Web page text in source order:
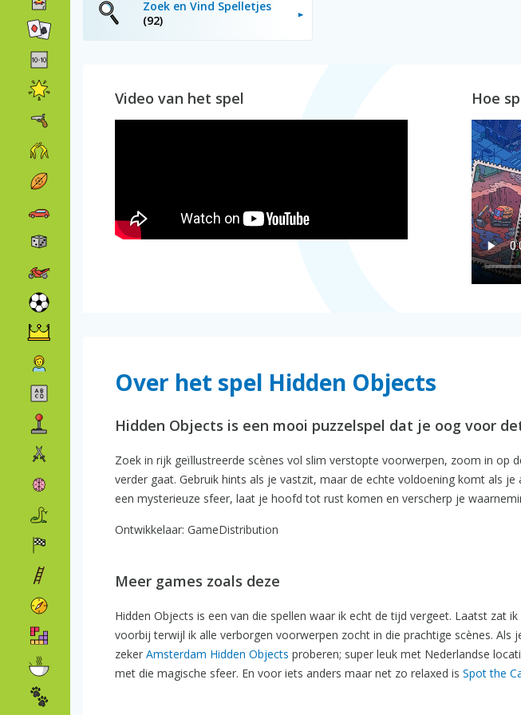
Zoek en Vind Spelletjes
(92)
Video van het spel Hoe
Over het spel Hidden Objects
Hidden Objects is een mooi puzzelspel dat je oog voor
Zoek in rijk geïllustreerde scènes vol slim verstopte voorwerpen, zoom in op
verder gaat. Gebruik hints als je vastzit, maar de echte voldoening komt als
een mysterieuze sfeer, laat je hoofd tot rust komen en verscherp je
Ontwikkelaar: GameDistribution
Meer games zoals deze
Hidden Objects is een van die spellen waar ik echt de tijd vergeet. Laatst zat
voorbij terwijl ik alle verborgen voorwerpen zocht in die prachtige scènes.
zeker Amsterdam Hidden Objects proberen; super leuk met Nederlandse
met die magische sfeer. En voor iets anders maar net zo relaxed is Spot the